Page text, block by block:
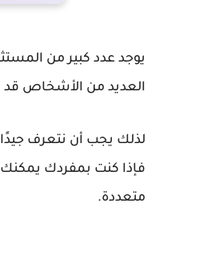
يوجد عدد كبير من
العديد من الأشخاص قد
لذلك يجب أن نتعرف جيدًا
فإذا كنت بمفردك
متعددة.